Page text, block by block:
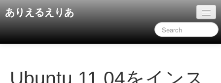
ありえるえりあ
旧コンテンツ
Ubuntu 11.04をインス